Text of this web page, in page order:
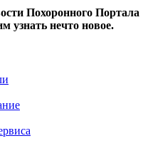
Похоронного Портала
узнать нечто новое.